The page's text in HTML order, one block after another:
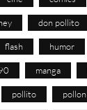
don pollito
flash humor
manga
pollito pollon